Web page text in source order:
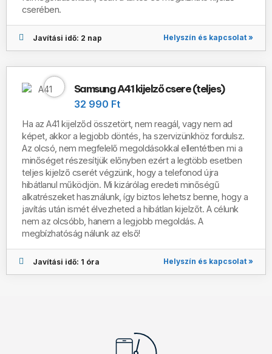
cserében.
Javítási idő: 2 nap Helyszín és kapcsolat »
Samsung A41 kijelző csere (teljes)
32 990 Ft
Ha az A41 kijelződ összetört, nem reagál, vagy nem ad
képet, akkor a legjobb döntés, ha szervizünkhöz fordulsz.
Az olcsó, nem megfelelő megoldásokkal ellentétben mi a
minőséget részesítjük előnyben ezért a legtöbb esetben
teljes kijelző cserét végzünk, hogy a telefonod újra
hibátlanul működjön. Mi kizárólag eredeti minőségű
alkatrészeket használunk, így biztos lehetsz benne, hogy a
javítás után ismét élvezheted a hibátlan kijelzőt. A célunk
nem az olcsóbb, hanem a legjobb megoldás. A
megbízhatóság nálunk az első!
Javítási idő: 1 óra Helyszín és kapcsolat »